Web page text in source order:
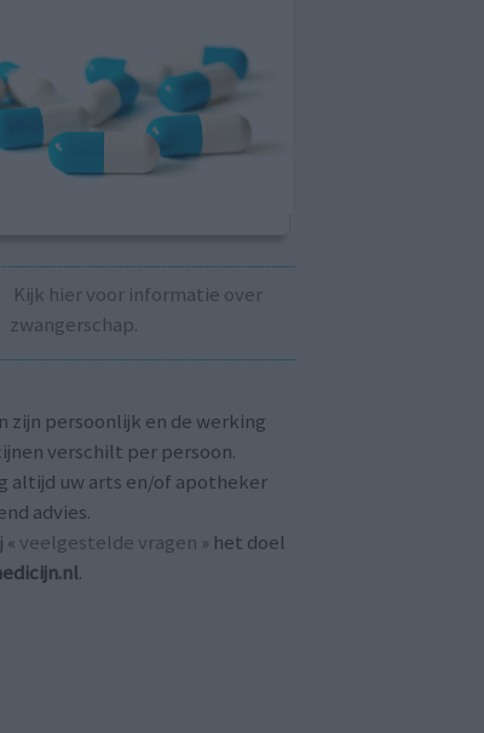
Kijk hier voor informatie over
zwangerschap.
zijn persoonlijk en de werking
verschilt per persoon.
altijd uw arts en/of apotheker
advies.
« veelgestelde vragen » het doel
.